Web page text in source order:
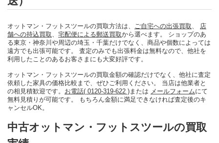
オットマン・フットスツールの買取方法は、 ご自宅への出張買取
店
舗への持込買取
宅配便による郵送買取から選べます。 ショップのあ
る東京・神奈川や周辺の埼玉・千葉だけでなく、商品や個数によっては
遠方でも出張可能です。 査定のみでも出張料金は無料なので、他社を
利用したことのあるお客さまにも大変好評です。
オットマン・フットスツールの買取金額の確認だけでなく、他社に査定
依頼した家具の価格比較まで、ぜひご利用ください。 当店は他業者と
の相見積歓迎です。 お電話( 0120-319-622 ) または メールフォームにて
無料見積りが可能です。 もちろん金額に満足できなければ査定後のキ
ャンセルOK。
中古オットマン・フットスツールの買取